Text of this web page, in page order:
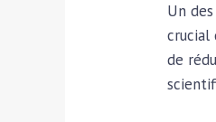
Un
crucial
de